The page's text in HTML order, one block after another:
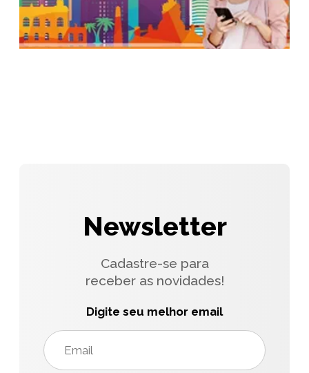
Newsletter
Cadastre-se para
receber as novidades!
Digite seu melhor email